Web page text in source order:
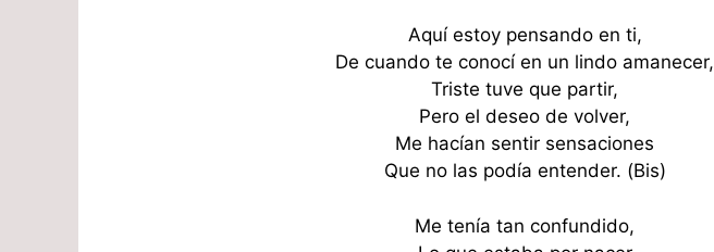
Aquí estoy pensando en ti,
De cuando te conocí en un lindo amanecer,
Triste tuve que partir,
Pero el deseo de volver,
Me hacían sentir sensaciones
Que no las podía entender. (Bis)
Me tenía tan confundido,